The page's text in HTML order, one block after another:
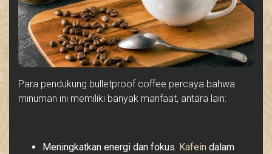
Para pendukung bulletproof coffee percaya bahwa
minuman ini memiliki banyak manfaat, antara lain:
Meningkatkan energi dan fokus. Kafein dalam